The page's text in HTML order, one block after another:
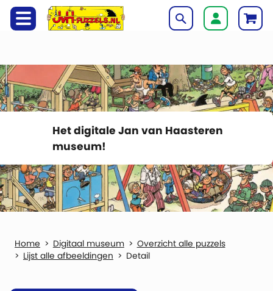
Het digitale Jan van Haasteren
museum!
Digitaal museum
Overzicht alle puzzels
Lijst alle afbeeldingen
Detail